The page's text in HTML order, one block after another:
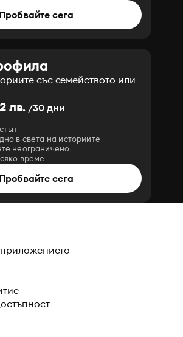
Пробвайте сега
със семейството или
лв. /30 дни
в света на историите
неограничено
време
Пробвайте сега